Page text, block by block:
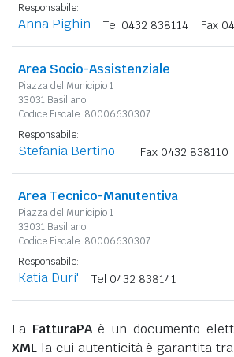
Responsabile:
Anna Pighin Tel 0432 838114 Fax
Area Socio-Assistenziale
Piazza del Municipio 1
33031 Basiliano
Codice Fiscale: 80006630307
Responsabile:
Stefania Bertino Fax 0432 838110
Area Tecnico-Manutentiva
Piazza del Municipio 1
33031 Basiliano
Codice Fiscale: 80006630307
Responsabile:
Katia Duri' Tel 0432 838141
La FatturaPAè un documento
XML la cui autenticità è garantita